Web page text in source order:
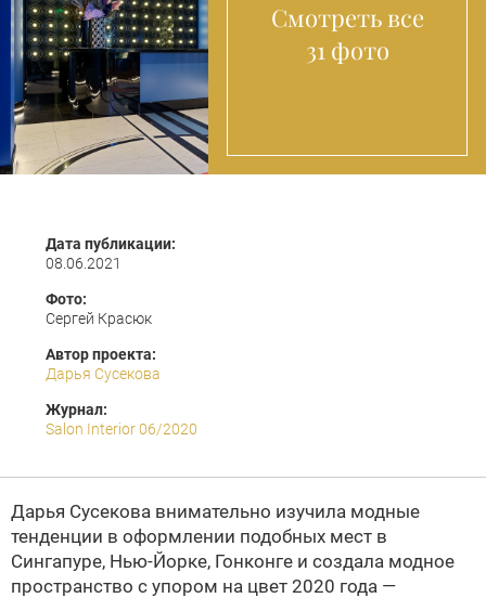
Смотреть все
31 фото
Дата публикации:
08.06.2021
Фото:
Сергей Красюк
Автор проекта:
Дарья Сусекова
Журнал:
Salon Interior 06/2020
Дарья Сусекова внимательно изучила модные
тенденции в оформлении подобных мест в
Сингапуре, Нью-Йорке, Гонконге и создала модное
пространство с упором на цвет 2020 года —